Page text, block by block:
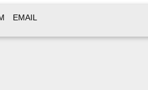
EMAIL